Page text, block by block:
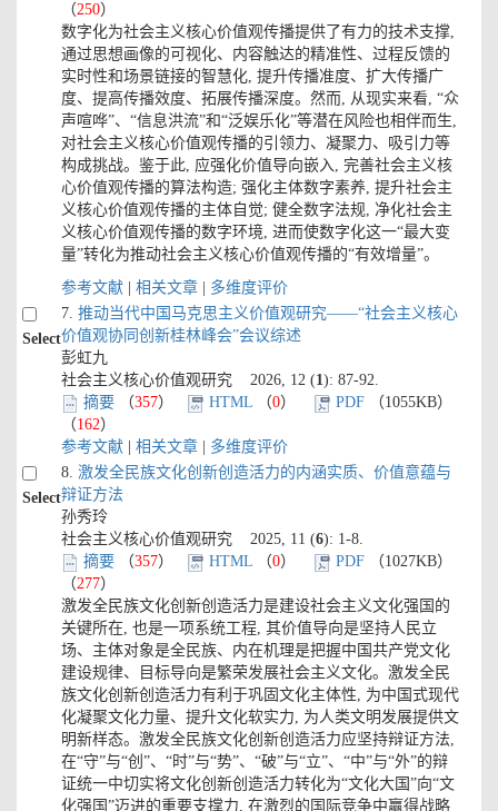
（250）
数字化为社会主义核心价值观传播提供了有力的技术支撑,
通过思想画像的可视化、内容触达的精准性、过程反馈的
实时性和场景链接的智慧化, 提升传播准度、扩大传播广
度、提高传播效度、拓展传播深度。然而, 从现实来看, “众
声喧哗”、“信息洪流”和“泛娱乐化”等潜在风险也相伴而生,
对社会主义核心价值观传播的引领力、凝聚力、吸引力等
构成挑战。鉴于此, 应强化价值导向嵌入, 完善社会主义核
心价值观传播的算法构造; 强化主体数字素养, 提升社会主
义核心价值观传播的主体自觉; 健全数字法规, 净化社会主
义核心价值观传播的数字环境, 进而使数字化这一“最大变
量”转化为推动社会主义核心价值观传播的“有效增量”。
参考文献| 相关文章| 多维度评价
Select
7. 推动当代中国马克思主义价值观研究——“社会主义核心
价值观协同创新桂林峰会”会议综述
彭虹九
社会主义核心价值观研究 2026, 12 (1): 87-92.
摘要（357） HTML（0） PDF（1055KB）
（162）
参考文献| 相关文章| 多维度评价
Select
8. 激发全民族文化创新创造活力的内涵实质、价值意蕴与
辩证方法
孙秀玲
社会主义核心价值观研究 2025, 11 (6): 1-8.
摘要（357） HTML（0） PDF（1027KB）
（277）
激发全民族文化创新创造活力是建设社会主义文化强国的
关键所在, 也是一项系统工程, 其价值导向是坚持人民立
场、主体对象是全民族、内在机理是把握中国共产党文化
建设规律、目标导向是繁荣发展社会主义文化。激发全民
族文化创新创造活力有利于巩固文化主体性, 为中国式现代
化凝聚文化力量、提升文化软实力, 为人类文明发展提供文
明新样态。激发全民族文化创新创造活力应坚持辩证方法,
在“守”与“创”、“时”与“势”、“破”与“立”、“中”与“外”的辩
证统一中切实将文化创新创造活力转化为“文化大国”向“文
化强国”迈进的重要支撑力, 在激烈的国际竞争中赢得战略